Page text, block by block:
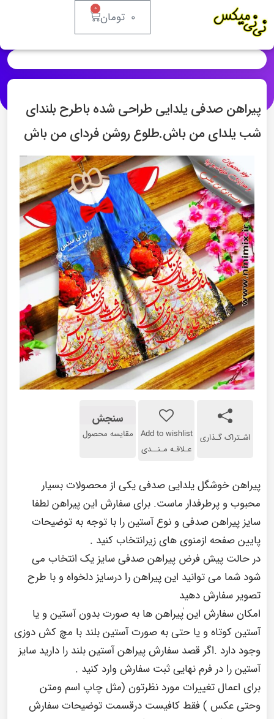
۰ تومان ۰
پیراهن صدفی یلدایی طراحی شده باطرح بلندای
شب یلدای من باش.طلوع روشن فردای من باش
اشـتراک گـذاری Add to wishlist
عـلاقـه مـنــدی
سنجش
مقایسه محصول
پیراهن خوشگل یلدایی صدفی یکی از محصولات بسیار
محبوب و پرطرفدار ماست. برای سفارش این پیراهن لطفا
سایز پیراهن صدفی و نوع آستین را با توجه به توضیحات
پایین صفحه ازمنوی های زیرانتخاب کنید .
در حالت پیش فرض پیراهن صدفی سایز یک انتخاب می
شود شما می توانید این پیراهن را درسایز دلخواه و با طرح
تصویر سفارش دهید
امکان سفارش این ٰپیراهن ها به صورت بدون آستین و یا
آستین کوتاه و یا حتی به صورت آستین بلند با مچ کش دوزی
وجود دارد .اگر قصد سفارش پیراهن آستین بلند را دارید سایز
آستین را در فرم نهایی ثبت سفارش وارد کنید .
برای اعمال تغییرات مورد نظرتون (مثل چاپ اسم ومتن
وحتی عکس ) فقط کافیست درقسمت توضیحات سفارش